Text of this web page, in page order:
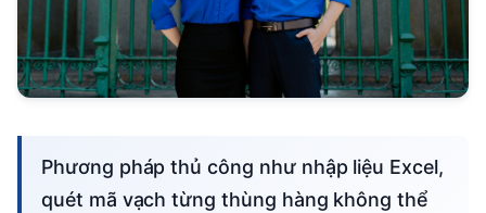
Phương pháp thủ công như nhập liệu Excel,
quét mã vạch từng thùng hàng không thể